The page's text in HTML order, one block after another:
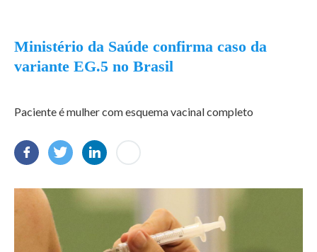
Ministério da Saúde confirma caso da
variante EG.5 no Brasil
Paciente é mulher com esquema vacinal completo